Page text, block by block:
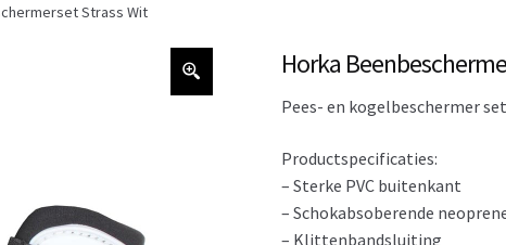
Strass Wit
Horka
Pees- en kogelbeschermer
Productspecificaties:
– Sterke PVC buitenkant
– Schokabsoberende
– Klittenbandsluiting